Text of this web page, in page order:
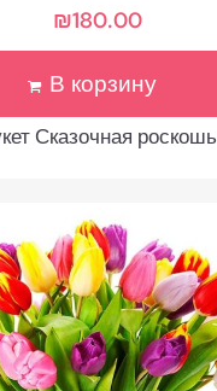
Сказочная роскошь
₪180.00
В корзину